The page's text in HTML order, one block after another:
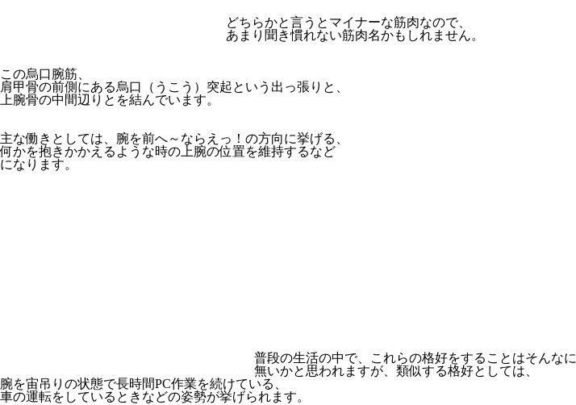
どちらかと言うとマイナーな筋肉なので、
あまり聞き慣れない筋肉名かもしれません。
この烏口腕筋、
肩甲骨の前側にある烏口（うこう）突起という出っ張りと、
上腕骨の中間辺りとを結んでいます。
主な働きとしては、腕を前へ～ならえっ！の方向に挙げる、
何かを抱きかかえるような時の上腕の位置を維持するなど
になります。
普段の生活の中で、これらの格好をすることはそんなに
無いかと思われますが、類似する格好としては、
腕を宙吊りの状態で長時間PC作業を続けている、
車の運転をしているときなどの姿勢が挙げられます。